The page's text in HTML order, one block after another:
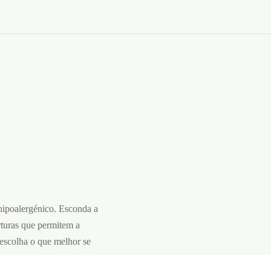
Esconda a
que permitem a
o que melhor se